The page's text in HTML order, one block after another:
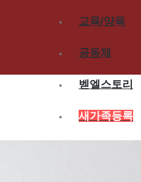
교육/양육
공동체
벧엘스토리
새가족등록